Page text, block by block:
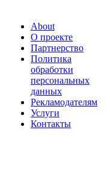
About
О проекте
Партнерство
Политика
обработки
персональных
данных
Рекламодателям
Услуги
Контакты